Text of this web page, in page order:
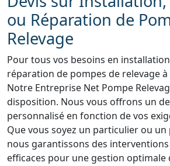
ou Réparation de
Relevage
Pour tous vos besoins en
réparation de pompes de relevage à
Notre Entreprise Net Pompe
disposition. Nous vous offrons un
personnalisé en fonction de vos
Que vous soyez un particulier ou
nous garantissons des
efficaces pour une gestion optimale